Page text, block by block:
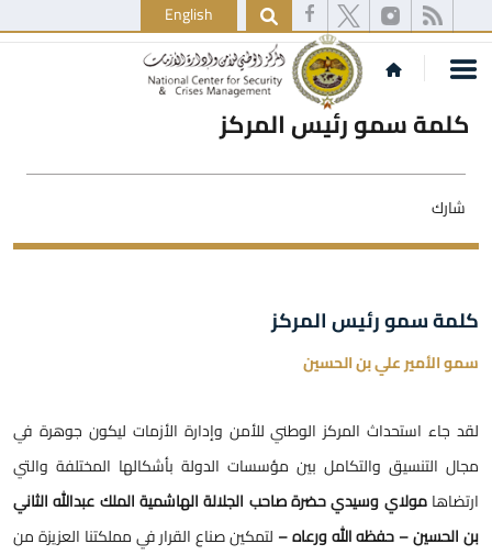
English
كلمة سمو رئيس المركز
شارك
كلمة سمو رئيس المركز
سمو الأمير علي بن الحسين
لقد جاء استحداث المركز الوطني للأمن وإدارة الأزمات ليكون جوهرة في
مجال التنسيق والتكامل بين مؤسسات الدولة بأشكالها المختلفة والتي
ارتضاهامولاي وسيدي حضرة صاحب الجلالة الهاشمية الملك عبدالله الثاني
بن الحسين – حفظه الله ورعاه – لتمكين صناع القرار في مملكتنا العزيزة من